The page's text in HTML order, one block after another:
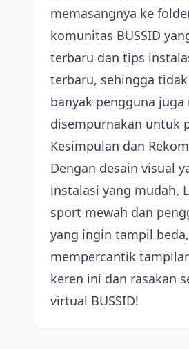
memasangnya ke
komunitas BUSSID
terbaru dan tips
terbaru, sehingga
banyak pengguna
disempurnakan untuk
Kesimpulan dan
Dengan desain visual
instalasi yang mudah,
sport mewah dan
yang ingin tampil
mempercantik
keren ini dan rasakan
virtual BUSSID!